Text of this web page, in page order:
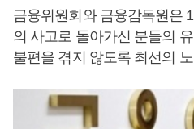
금융위원회와 금융감독원은
의 사고로 돌아가신 분들의
불편을 겪지 않도록 최선의